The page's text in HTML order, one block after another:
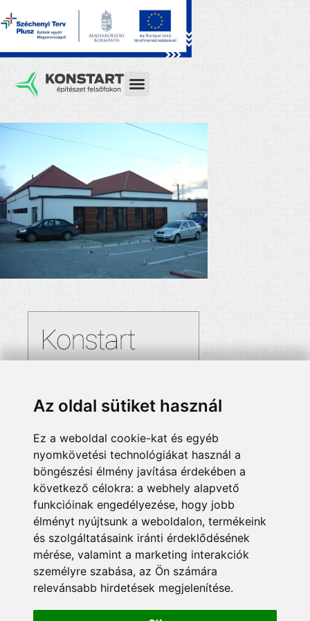
Az oldal sütiket használ
Ez a weboldal cookie-kat és egyéb
nyomkövetési technológiákat használ a
böngészési élmény javítása érdekében a
következő célokra: a webhely alapvető
funkcióinak engedélyezése, hogy jobb
élményt nyújtsunk a weboldalon, termékeink
és szolgáltatásaink iránti érdeklődésének
mérése, valamint a marketing interakciók
személyre szabása, az Ön számára
relevánsabb hirdetések megjelenítése.